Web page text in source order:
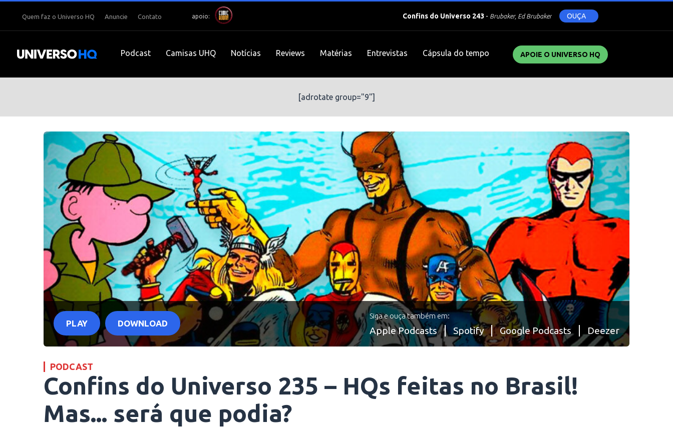
Quem faz o Universo HQ Anuncie Contato apoio: Confins do Universo 243 - Brubaker, Ed Brubaker OUÇA
Podcast Camisas UHQ Notícias Reviews Matérias Entrevistas Cápsula do tempo APOIE O UNIVERSO HQ
[adrotate group="9"]
PLAY DOWNLOAD
Siga e ouça também em:
Apple Podcasts Spotify Google Podcasts Deezer
PODCAST
Confins do Universo 235 – HQs feitas no Brasil!
Mas... será que podia?